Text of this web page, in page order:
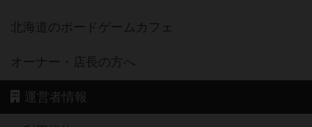
北海道のボードゲームカフェ
オーナー・店長の方へ
運営者情報